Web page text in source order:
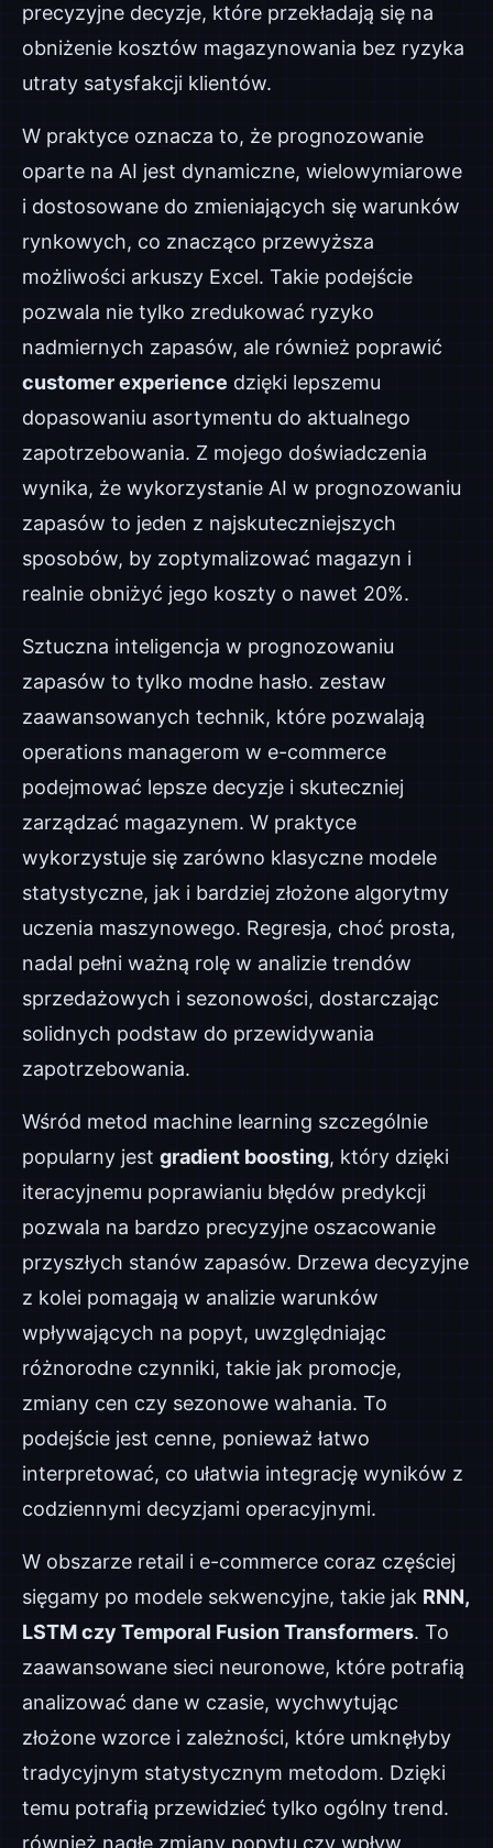
precyzyjne decyzje, które przekładają się na
obniżenie kosztów magazynowania bez ryzyka
utraty satysfakcji klientów.
W praktyce oznacza to, że prognozowanie
oparte na AI jest dynamiczne, wielowymiarowe
i dostosowane do zmieniających się warunków
rynkowych, co znacząco przewyższa
możliwości arkuszy Excel. Takie podejście
pozwala nie tylko zredukować ryzyko
nadmiernych zapasów, ale również poprawić
customer experience dzięki lepszemu
dopasowaniu asortymentu do aktualnego
zapotrzebowania. Z mojego doświadczenia
wynika, że wykorzystanie AI w prognozowaniu
zapasów to jeden z najskuteczniejszych
sposobów, by zoptymalizować magazyn i
realnie obniżyć jego koszty o nawet 20%.
Sztuczna inteligencja w prognozowaniu
zapasów to tylko modne hasło. zestaw
zaawansowanych technik, które pozwalają
operations managerom w e-commerce
podejmować lepsze decyzje i skuteczniej
zarządzać magazynem. W praktyce
wykorzystuje się zarówno klasyczne modele
statystyczne, jak i bardziej złożone algorytmy
uczenia maszynowego. Regresja, choć prosta,
nadal pełni ważną rolę w analizie trendów
sprzedażowych i sezonowości, dostarczając
solidnych podstaw do przewidywania
zapotrzebowania.
Wśród metod machine learning szczególnie
popularny jest gradient boosting, który dzięki
iteracyjnemu poprawianiu błędów predykcji
pozwala na bardzo precyzyjne oszacowanie
przyszłych stanów zapasów. Drzewa decyzyjne
z kolei pomagają w analizie warunków
wpływających na popyt, uwzględniając
różnorodne czynniki, takie jak promocje,
zmiany cen czy sezonowe wahania. To
podejście jest cenne, ponieważ łatwo
interpretować, co ułatwia integrację wyników z
codziennymi decyzjami operacyjnymi.
W obszarze retail i e-commerce coraz częściej
sięgamy po modele sekwencyjne, takie jak RNN,
LSTM czy Temporal Fusion Transformers. To
zaawansowane sieci neuronowe, które potrafią
analizować dane w czasie, wychwytując
złożone wzorce i zależności, które umknęłyby
tradycyjnym statystycznym metodom. Dzięki
temu potrafią przewidzieć tylko ogólny trend.
również nagłe zmiany popytu czy wpływ